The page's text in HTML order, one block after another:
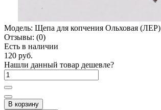
Модель: Щепа для копчения Ольховая (ЛЕР)
Отзывы: (0)
Есть в наличии
120 руб.
Нашли данный товар дешевле?
В корзину